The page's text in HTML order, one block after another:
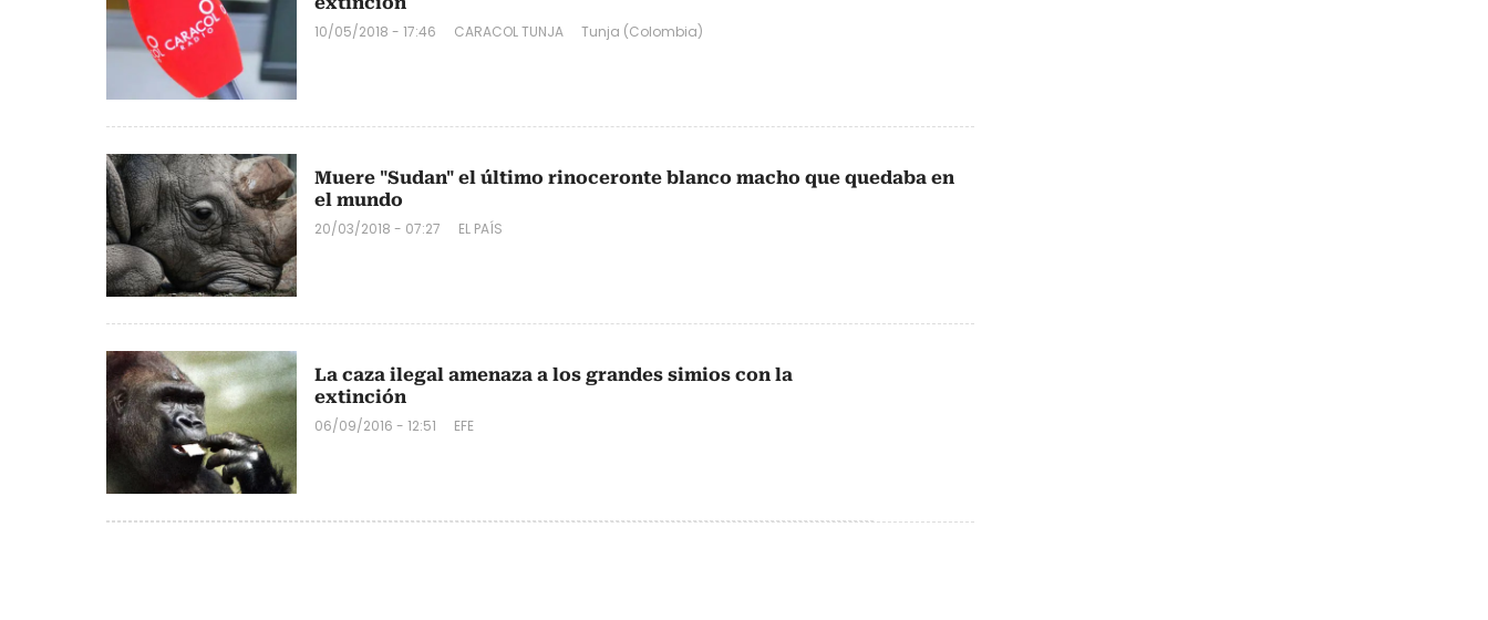
10/05/2018 - 17:46 CARACOL TUNJA Tunja (Colombia)
Muere "Sudan" el último rinoceronte blanco macho que quedaba en
el mundo
20/03/2018 - 07:27 EL PAÍS
La caza ilegal amenaza a los grandes simios con la
extinción
06/09/2016 - 12:51 EFE